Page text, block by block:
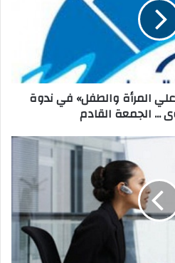
علي المرأة والطفل» في ندوة
... الجمعة القادم